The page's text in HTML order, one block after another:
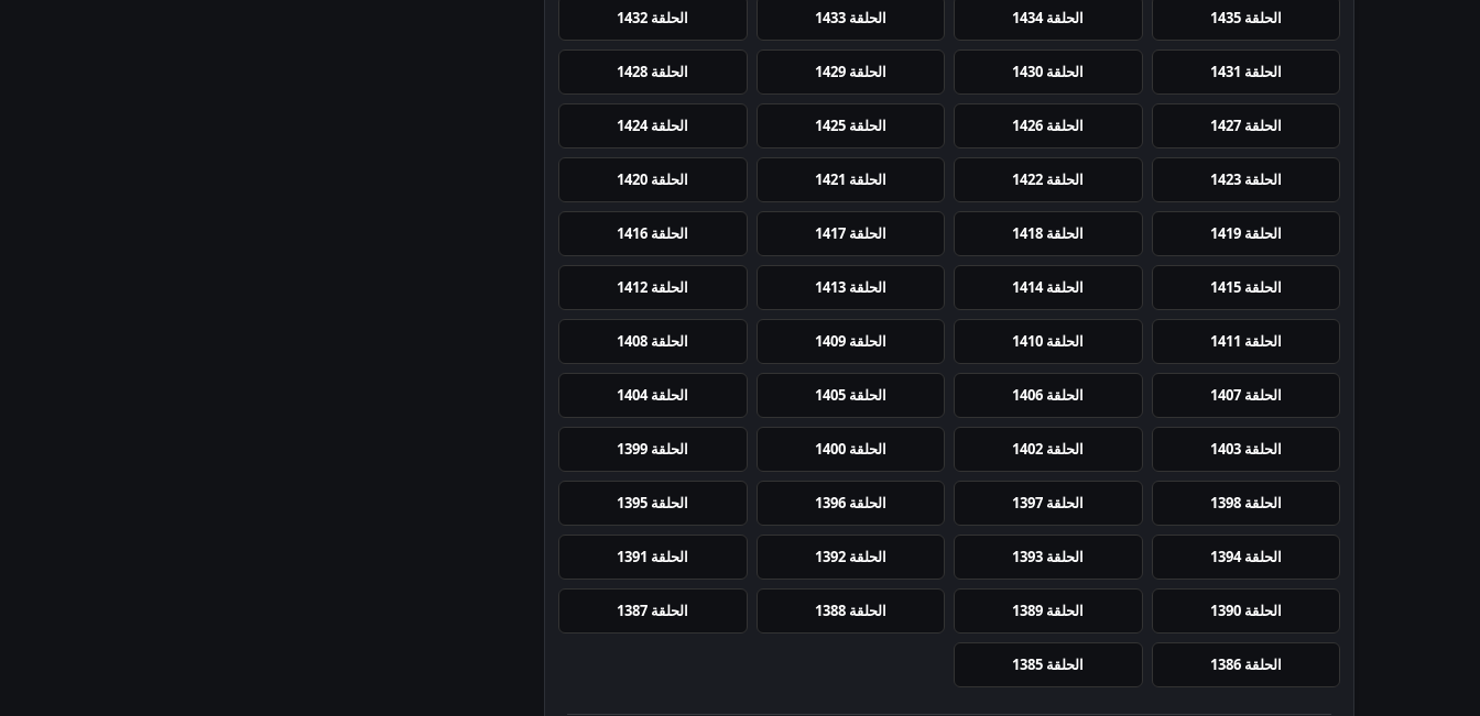
الحلقة 1435 الحلقة 1434 الحلقة 1433 الحلقة 1432
الحلقة 1431 الحلقة 1430 الحلقة 1429 الحلقة 1428
الحلقة 1427 الحلقة 1426 الحلقة 1425 الحلقة 1424
الحلقة 1423 الحلقة 1422 الحلقة 1421 الحلقة 1420
الحلقة 1419 الحلقة 1418 الحلقة 1417 الحلقة 1416
الحلقة 1415 الحلقة 1414 الحلقة 1413 الحلقة 1412
الحلقة 1411 الحلقة 1410 الحلقة 1409 الحلقة 1408
الحلقة 1407 الحلقة 1406 الحلقة 1405 الحلقة 1404
الحلقة 1403 الحلقة 1402 الحلقة 1400 الحلقة 1399
الحلقة 1398 الحلقة 1397 الحلقة 1396 الحلقة 1395
الحلقة 1394 الحلقة 1393 الحلقة 1392 الحلقة 1391
الحلقة 1390 الحلقة 1389 الحلقة 1388 الحلقة 1387
الحلقة 1386 الحلقة 1385